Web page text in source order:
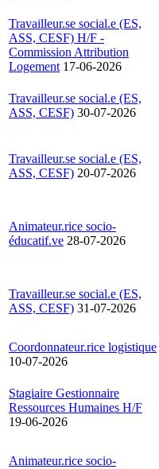
Travailleur.se social.e (ES,
ASS, CESF) H/F -
Commission Attribution
Logement 17-06-2026
Travailleur.se social.e (ES,
ASS, CESF) 30-07-2026
Travailleur.se social.e (ES,
ASS, CESF) 20-07-2026
Animateur.rice socio-
éducatif.ve 28-07-2026
Travailleur.se social.e (ES,
ASS, CESF) 31-07-2026
Coordonnateur.rice logistique
10-07-2026
Stagiaire Gestionnaire
Ressources Humaines H/F
19-06-2026
Animateur.rice socio-